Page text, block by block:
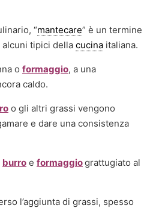
“mantecare” è un termine
tipici della cucina italiana.
o formaggio, a una
caldo.
o gli altri grassi vengono
e dare una consistenza
burro e formaggiograttugiato al
l’aggiunta di grassi, spesso